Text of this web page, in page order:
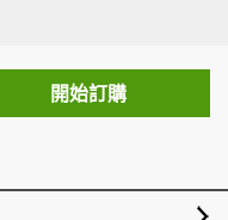
開始訂購